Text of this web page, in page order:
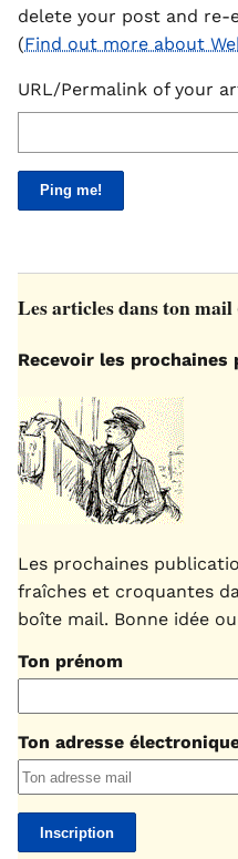
delete your post and re-
(Find out more about
URL/Permalink of your
Les articles dans ton
Recevoir les prochaines
Les prochaines
fraîches et croquantes
boîte mail. Bonne idée
Ton prénom
Ton adresse